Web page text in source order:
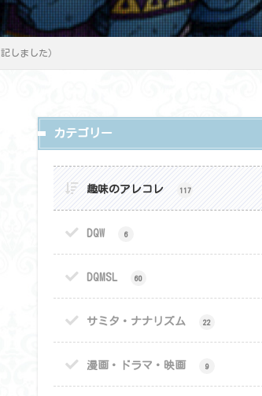
しました）
カテゴリー
趣味のアレコレ 117
DQW 6
DQMSL 60
サミタ・ナナリズム 22
漫画・ドラマ・映画 9